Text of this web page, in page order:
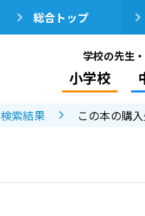
総合トップ
学校の先生
小学校
検索結果 この本の購